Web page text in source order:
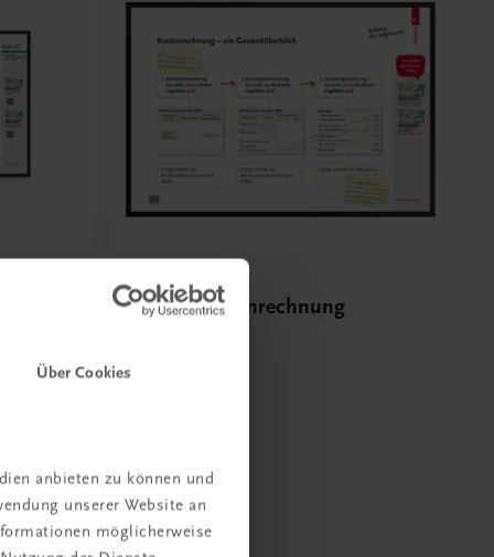
Über Cookies
anbieten zu können und
unserer Website an
möglicherweise
Poster: Kostenrechnung